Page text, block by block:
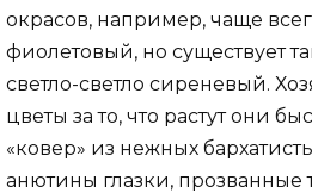
окрасов, например, чаще
фиолетовый, но существует
светло-светло сиреневый.
цветы за то, что растут они
«ковер» из нежных
анютины глазки, прозванные